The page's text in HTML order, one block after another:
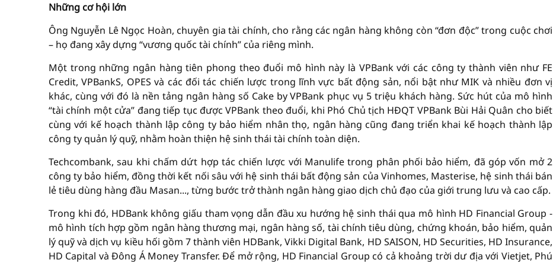
Những cơ hội lớn
Ông Nguyễn Lê Ngọc Hoàn, chuyên gia tài chính, cho rằng các ngân hàng không còn “đơn độc” trong cuộc chơi
– họ đang xây dựng “vương quốc tài chính” của riêng mình.
Một trong những ngân hàng tiên phong theo đuổi mô hình này là VPBank với các công ty thành viên như FE
Credit, VPBankS, OPES và các đối tác chiến lược trong lĩnh vực bất động sản, nổi bật như MIK và nhiều đơn vị
khác, cùng với đó là nền tảng ngân hàng số Cake by VPBank phục vụ 5 triệu khách hàng. Sức hút của mô hình
“tài chính một cửa” đang tiếp tục được VPBank theo đuổi, khi Phó Chủ tịch HĐQT VPBank Bùi Hải Quân cho biết
cùng với kế hoạch thành lập công ty bảo hiểm nhân thọ, ngân hàng cũng đang triển khai kế hoạch thành lập
công ty quản lý quỹ, nhằm hoàn thiện hệ sinh thái tài chính toàn diện.
Techcombank, sau khi chấm dứt hợp tác chiến lược với Manulife trong phân phối bảo hiểm, đã góp vốn mở 2
công ty bảo hiểm, đồng thời kết nối sâu với hệ sinh thái bất động sản của Vinhomes, Masterise, hệ sinh thái bán
lẻ tiêu dùng hàng đầu Masan..., từng bước trở thành ngân hàng giao dịch chủ đạo của giới trung lưu và cao cấp.
Trong khi đó, HDBank không giấu tham vọng dẫn đầu xu hướng hệ sinh thái qua mô hình HD Financial Group -
mô hình tích hợp gồm ngân hàng thương mại, ngân hàng số, tài chính tiêu dùng, chứng khoán, bảo hiểm, quản
lý quỹ và dịch vụ kiều hối gồm 7 thành viên HDBank, Vikki Digital Bank, HD SAISON, HD Securities, HD Insurance,
HD Capital và Đông Á Money Transfer. Để mở rộng, HD Financial Group có cả khoảng trời dư địa với Vietjet, Phú